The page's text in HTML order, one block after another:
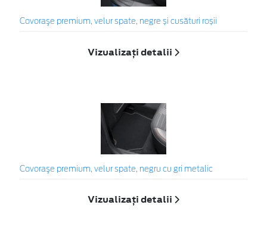
Covoraşe premium, velur spate, negre și cusături roșii
Vizualizați detalii
Covoraşe premium, velur spate, negru cu gri metalic
Vizualizați detalii